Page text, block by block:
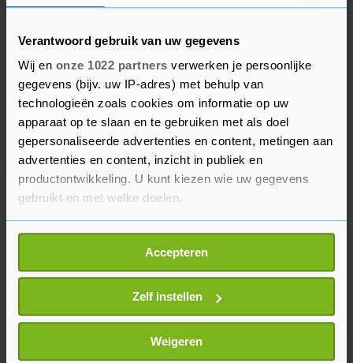
Verantwoord gebruik van uw gegevens
Wij en onze 1022 partners verwerken je persoonlijke
gegevens (bijv. uw IP-adres) met behulp van
technologieën zoals cookies om informatie op uw
apparaat op te slaan en te gebruiken met als doel
gepersonaliseerde advertenties en content, metingen aan
advertenties en content, inzicht in publiek en
productontwikkeling. U kunt kiezen wie uw gegevens
gebruikt en met welke doelen.
Als u het toestaat, willen we ook graag:
Informatie verzamelen over uw geografische
locatie, die tot een paar meter nauwkeurig kan zijn
Uw apparaat identificeren door het actief te
scannen op specifieke eigenschappen (fingerprinting)
Lees meer over hoe uw persoonlijke gegevens worden
verwerkt en stel uw voorkeuren in het
Accepteren
Zelf instellen
Weigeren
Vorige maand werd bekend dat Duitsland
onderzoekt of Signa geld heeft witgewassen.
Waarvan het concern precies wordt verdacht, is
niet bekendgemaakt. De Duitse krant Bild am
Sonntag schreef dat het onderzoek in München
gaat over geld dat Signa bij banken en financiers
had opgehaald voor een bouwproject in het
centrum van die stad. Dat geld zou daarna naar
het buitenland zijn overgemaakt via een
Luxemburgse onderneming.